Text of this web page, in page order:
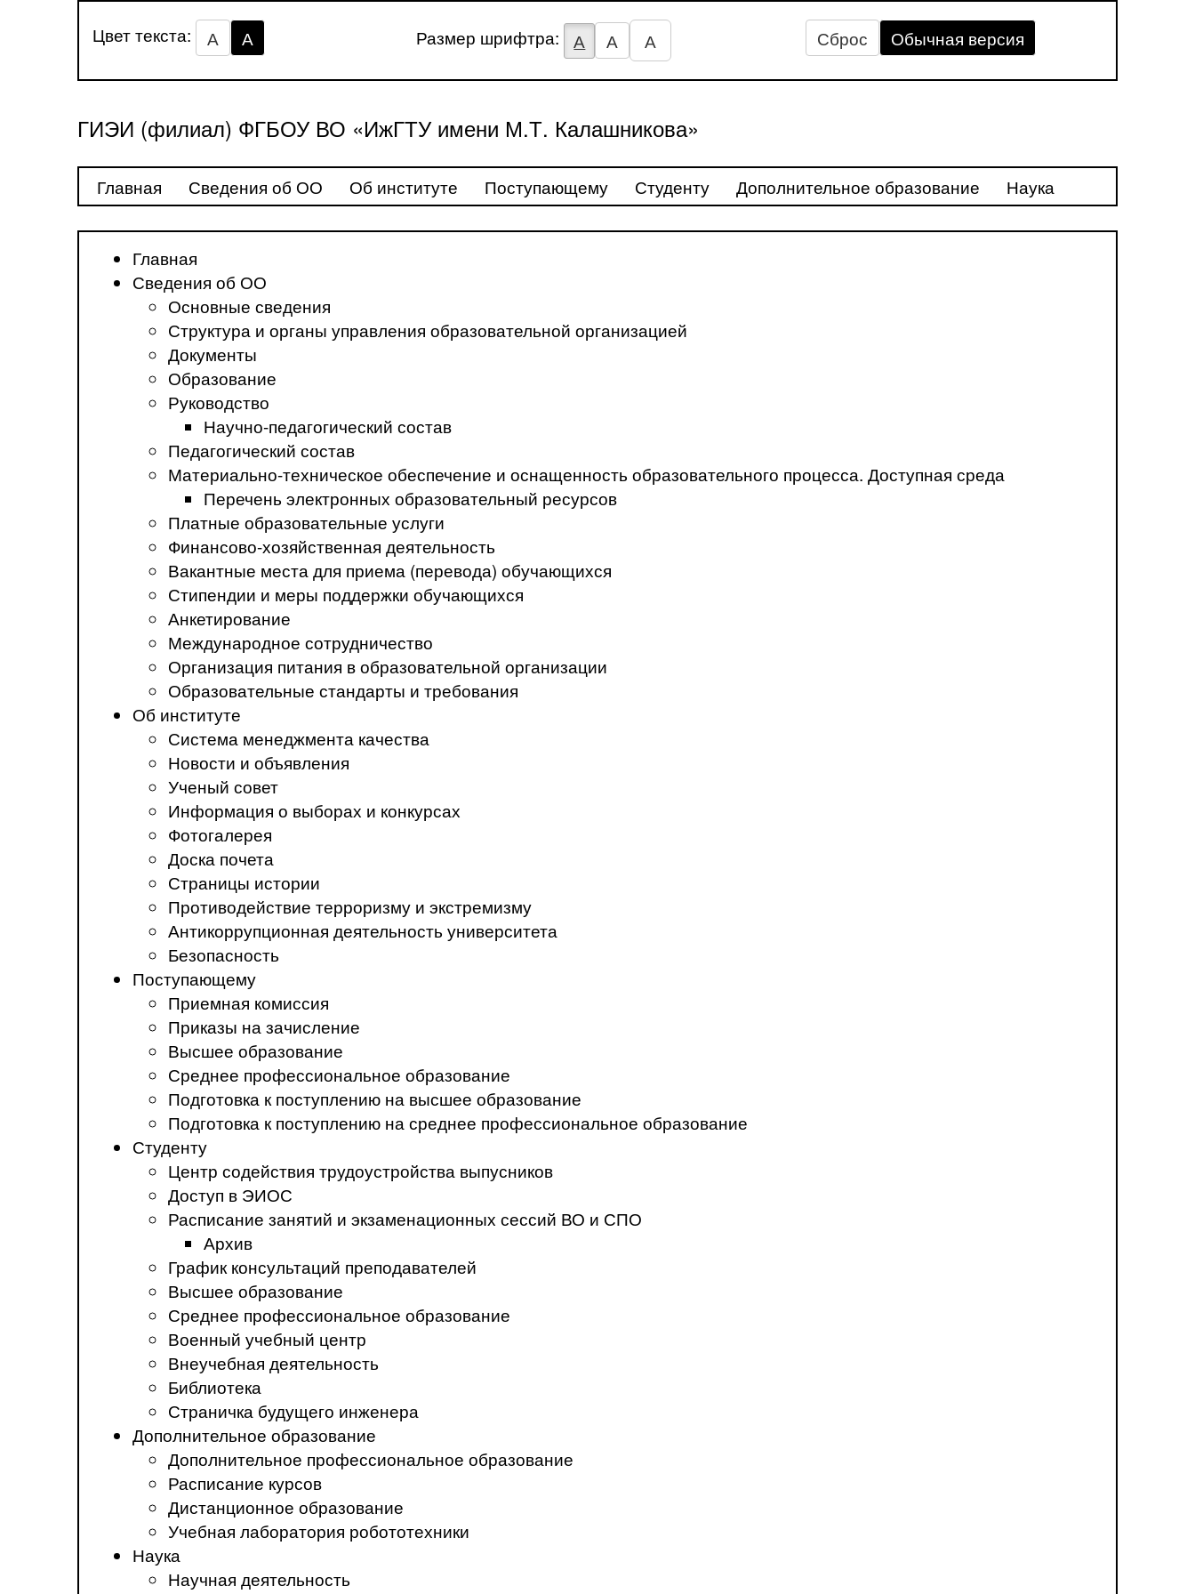
Цвет текста: А А Размер шрифтра: А А А Сброс Обычная версия
ГИЭИ (филиал) ФГБОУ ВО «ИжГТУ имени М.Т. Калашникова»
Главная Сведения об ОО Об институте Поступающему Студенту Дополнительное образование Наука
Главная
Сведения об ОО
Основные сведения
Структура и органы управления образовательной организацией
Документы
Образование
Руководство
Научно-педагогический состав
Педагогический состав
Материально-техническое обеспечение и оснащенность образовательного процесса. Доступная среда
Перечень электронных образовательный ресурсов
Платные образовательные услуги
Финансово-хозяйственная деятельность
Вакантные места для приема (перевода) обучающихся
Стипендии и меры поддержки обучающихся
Анкетирование
Международное сотрудничество
Организация питания в образовательной организации
Образовательные стандарты и требования
Об институте
Система менеджмента качества
Новости и объявления
Ученый совет
Информация о выборах и конкурсах
Фотогалерея
Доска почета
Страницы истории
Противодействие терроризму и экстремизму
Антикоррупционная деятельность университета
Безопасность
Поступающему
Приемная комиссия
Приказы на зачисление
Высшее образование
Среднее профессиональное образование
Подготовка к поступлению на высшее образование
Подготовка к поступлению на среднее профессиональное образование
Студенту
Центр содействия трудоустройства выпусников
Доступ в ЭИОС
Расписание занятий и экзаменационных сессий ВО и СПО
Архив
График консультаций преподавателей
Высшее образование
Среднее профессиональное образование
Военный учебный центр
Внеучебная деятельность
Библиотека
Страничка будущего инженера
Дополнительное образование
Дополнительное профессиональное образование
Расписание курсов
Дистанционное образование
Учебная лаборатория робототехники
Наука
Научная деятельность